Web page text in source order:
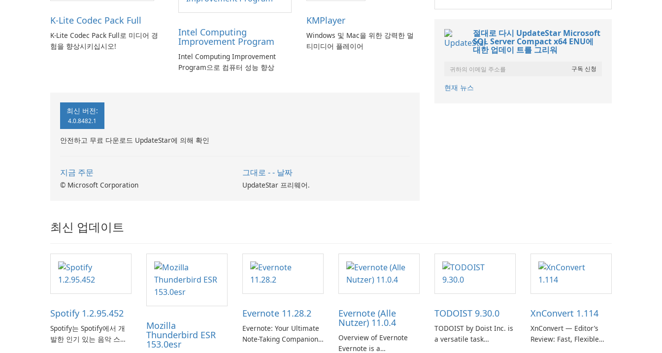
K-Lite Codec Pack Full
K-Lite Codec Pack Full로 미디어 경
험을 향상시키십시오!
Intel Computing
Improvement Program
Intel Computing Improvement
Program으로 컴퓨터 성능 향상
KMPlayer
Windows 및 Mac을 위한 강력한 멀
티미디어 플레이어
최신 버전:
4.0.8482.1
안전하고 무료 다운로드 UpdateStar에 의해 확인
지금 주문
© Microsoft Corporation
그대로 - - 날짜
UpdateStar 프리웨어.
절대로 다시 UpdateStar Microsoft
SQL Server Compact x64 ENU에
대한 업데이 트를 그리워
현재 뉴스
최신 업데이트
Spotify 1.2.95.452
Spotify는 Spotify에서 개
발한 인기 있는 음악 스트
Mozilla
Thunderbird ESR
153.0esr
Evernote 11.28.2
Evernote: Your Ultimate
Note-Taking Companion
Evernote (Alle
Nutzer) 11.0.4
Overview of Evernote
Evernote is a
TODOIST 9.30.0
TODOIST by Doist Inc. is
a versatile task
XnConvert 1.114
XnConvert — Editor’s
Review: Fast, Flexible